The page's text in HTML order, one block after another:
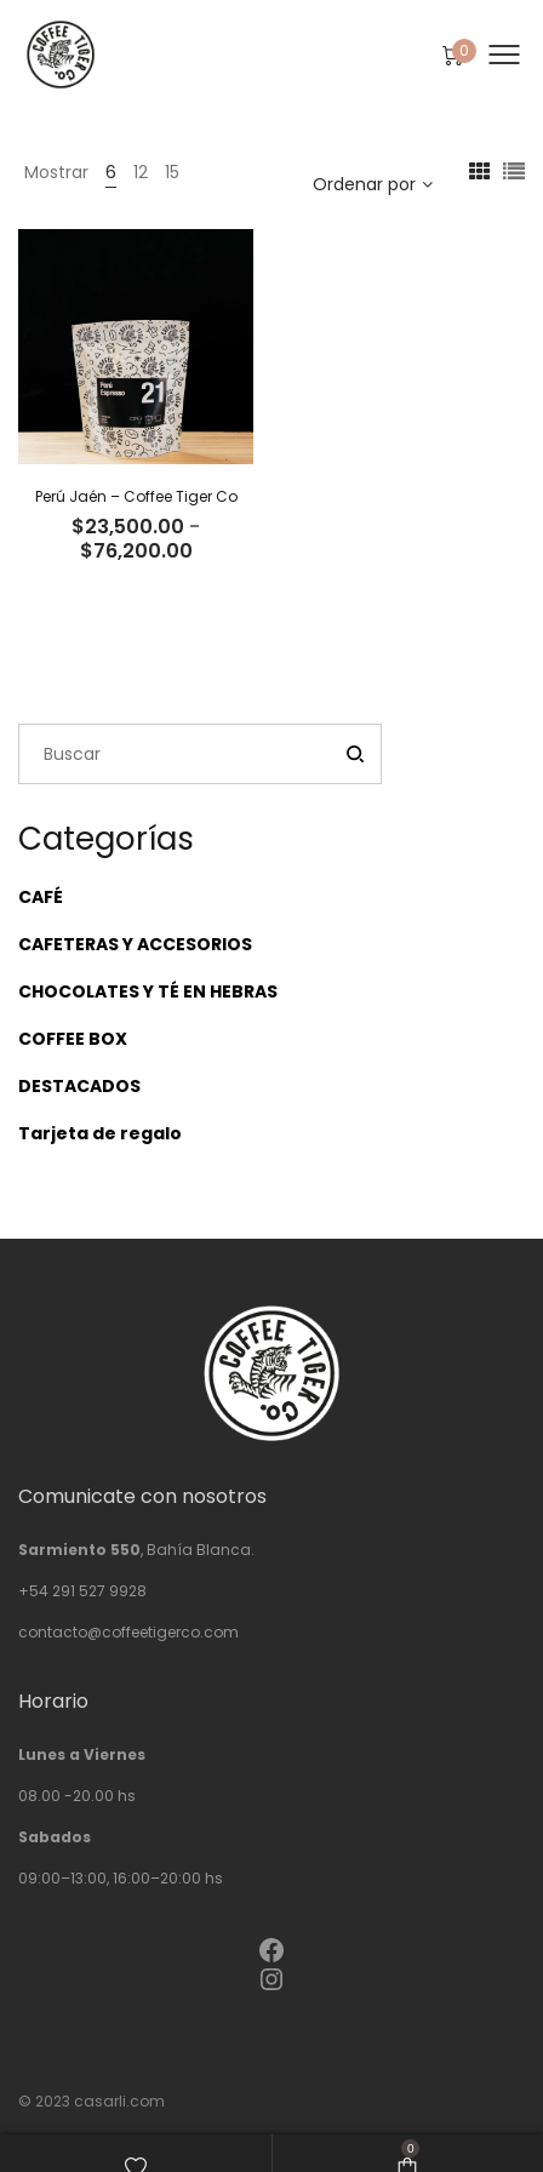
0
Mostrar 6 12 15 Ordenar por
Perú Jaén – Coffee Tiger Co
$23,500.00 -
$76,200.00Rango
Categorías
CAFÉ
CAFETERAS Y ACCESORIOS
CHOCOLATES Y TÉ EN HEBRAS
COFFEE BOX
DESTACADOS
Tarjeta de regalo
Comunicate con nosotros
Sarmiento 550, Bahía Blanca.
+54 291 527 9928
contacto@coffeetigerco.com
Horario
Lunes a Viernes
08.00 -20.00 hs
Sabados
09:00–13:00, 16:00–20:00 hs
Facebook
Instagram
© 2023 casarli.com
0